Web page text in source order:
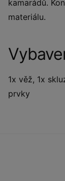
kamarádů.
materiálu.
1x věž, 1x
prvky